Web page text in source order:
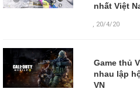
nhất Việt
, 20/4/20
Game thủ
nhau lập
VN